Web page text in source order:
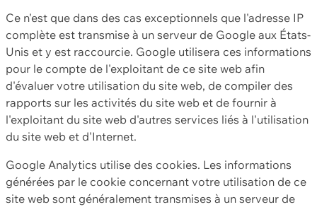
Ce n'est que dans des cas exceptionnels que l'adresse IP
complète est transmise à un serveur de Google aux États-
Unis et y est raccourcie. Google utilisera ces informations
pour le compte de l'exploitant de ce site web afin
d'évaluer votre utilisation du site web, de compiler des
rapports sur les activités du site web et de fournir à
l'exploitant du site web d'autres services liés à l'utilisation
du site web et d'Internet.
Google Analytics utilise des cookies. Les informations
générées par le cookie concernant votre utilisation de ce
site web sont généralement transmises à un serveur de